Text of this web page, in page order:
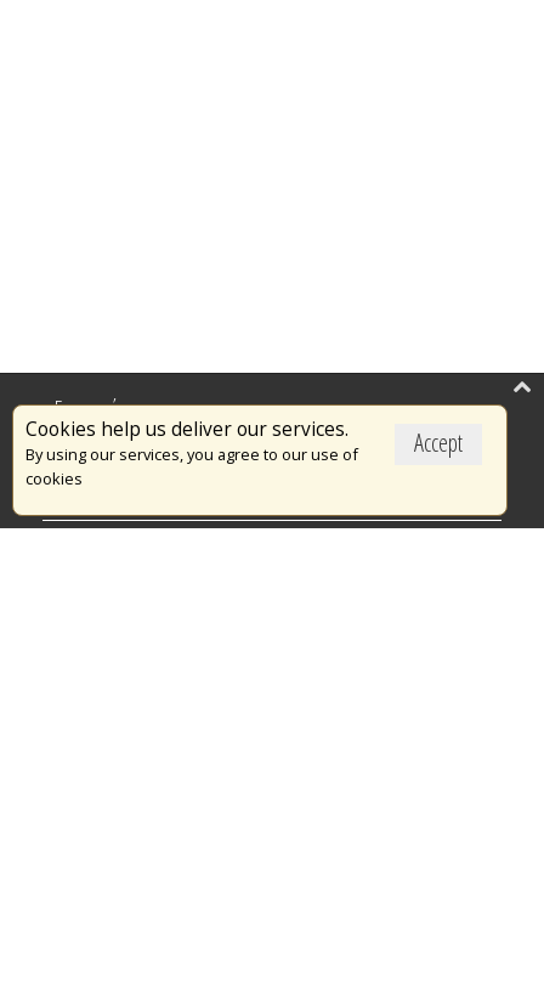
Accept
Cookies help us deliver our services.
By using our services, you agree to our use of
cookies
Επικαιρότητα
Το Πυροσβεστικό Σώμα